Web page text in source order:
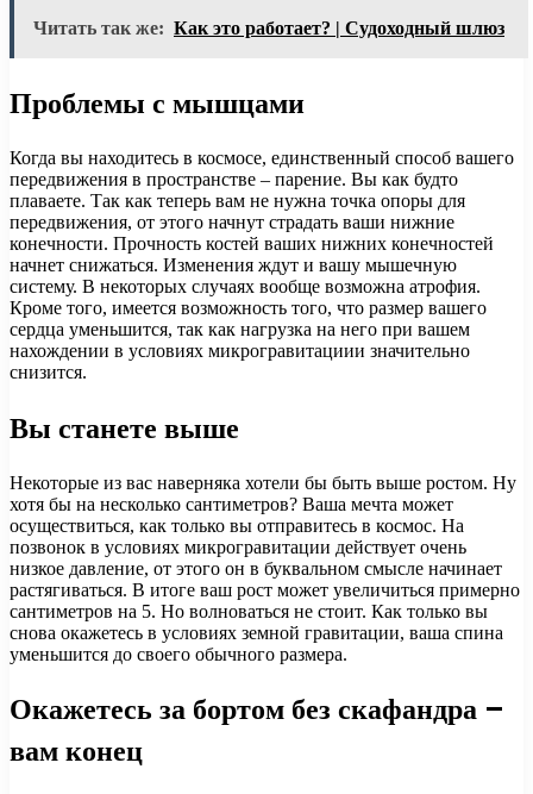
Читать так же: Как это работает? | Cудоходный шлюз
Проблемы с мышцами
Когда вы находитесь в космосе, единственный способ вашего
передвижения в пространстве – парение. Вы как будто
плаваете. Так как теперь вам не нужна точка опоры для
передвижения, от этого начнут страдать ваши нижние
конечности. Прочность костей ваших нижних конечностей
начнет снижаться. Изменения ждут и вашу мышечную
систему. В некоторых случаях вообще возможна атрофия.
Кроме того, имеется возможность того, что размер вашего
сердца уменьшится, так как нагрузка на него при вашем
нахождении в условиях микрогравитациии значительно
снизится.
Вы станете выше
Некоторые из вас наверняка хотели бы быть выше ростом. Ну
хотя бы на несколько сантиметров? Ваша мечта может
осуществиться, как только вы отправитесь в космос. На
позвонок в условиях микрогравитации действует очень
низкое давление, от этого он в буквальном смысле начинает
растягиваться. В итоге ваш рост может увеличиться примерно
сантиметров на 5. Но волноваться не стоит. Как только вы
снова окажетесь в условиях земной гравитации, ваша спина
уменьшится до своего обычного размера.
Окажетесь за бортом без скафандра –
вам конец